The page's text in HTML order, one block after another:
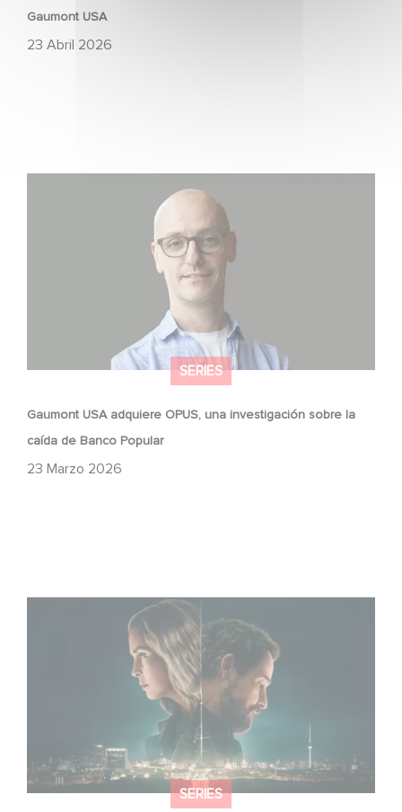
Gaumont USA
23 Abril 2026
SERIES
Gaumont USA adquiere OPUS, una investigación sobre la
caída de Banco Popular
23 Marzo 2026
Gaumont USA adquiere OPUS, una investigación sobre
la caída de Banco Popular
SERIES
¡Unfamiliar es N.º 1 en el Top 10 de Netflix de series no